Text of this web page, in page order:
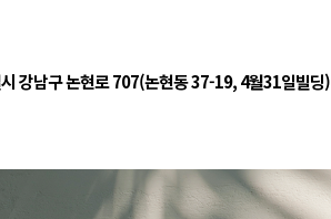
강남구 논현로 707(논현동 37-19, 4월31일빌딩)